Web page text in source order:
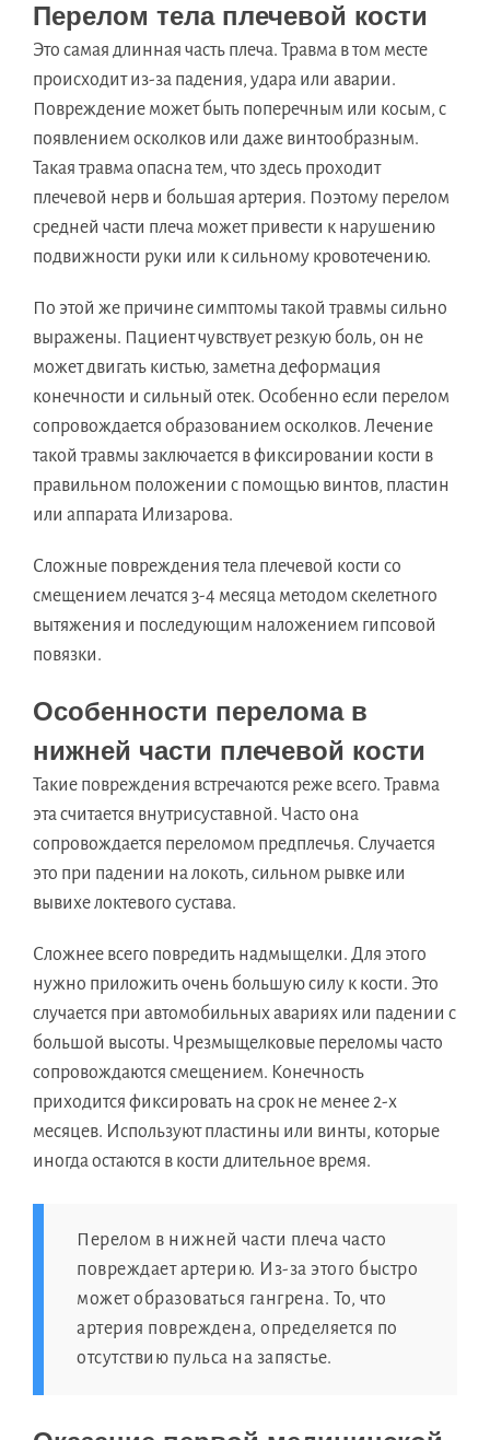
Перелом тела плечевой кости
Это самая длинная часть плеча. Травма в том месте
происходит из-за падения, удара или аварии.
Повреждение может быть поперечным или косым, с
появлением осколков или даже винтообразным.
Такая травма опасна тем, что здесь проходит
плечевой нерв и большая артерия. Поэтому перелом
средней части плеча может привести к нарушению
подвижности руки или к сильному кровотечению.
По этой же причине симптомы такой травмы сильно
выражены. Пациент чувствует резкую боль, он не
может двигать кистью, заметна деформация
конечности и сильный отек. Особенно если перелом
сопровождается образованием осколков. Лечение
такой травмы заключается в фиксировании кости в
правильном положении с помощью винтов, пластин
или аппарата Илизарова.
Сложные повреждения тела плечевой кости со
смещением лечатся 3-4 месяца методом скелетного
вытяжения и последующим наложением гипсовой
повязки.
Особенности перелома в
нижней части плечевой кости
Такие повреждения встречаются реже всего. Травма
эта считается внутрисуставной. Часто она
сопровождается переломом предплечья. Случается
это при падении на локоть, сильном рывке или
вывихе локтевого сустава.
Сложнее всего повредить надмыщелки. Для этого
нужно приложить очень большую силу к кости. Это
случается при автомобильных авариях или падении с
большой высоты. Чрезмыщелковые переломы часто
сопровождаются смещением. Конечность
приходится фиксировать на срок не менее 2-х
месяцев. Используют пластины или винты, которые
иногда остаются в кости длительное время.
Перелом в нижней части плеча часто
повреждает артерию. Из-за этого быстро
может образоваться гангрена. То, что
артерия повреждена, определяется по
отсутствию пульса на запястье.